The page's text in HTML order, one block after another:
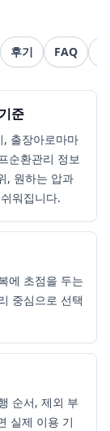
후기 FAQ
준
, 출장아로마마
순환관리 정보
, 원하는 압과
워집니다.
에 초점을 두는
중심으로 선택
순서, 제외 부
실제 이용 기